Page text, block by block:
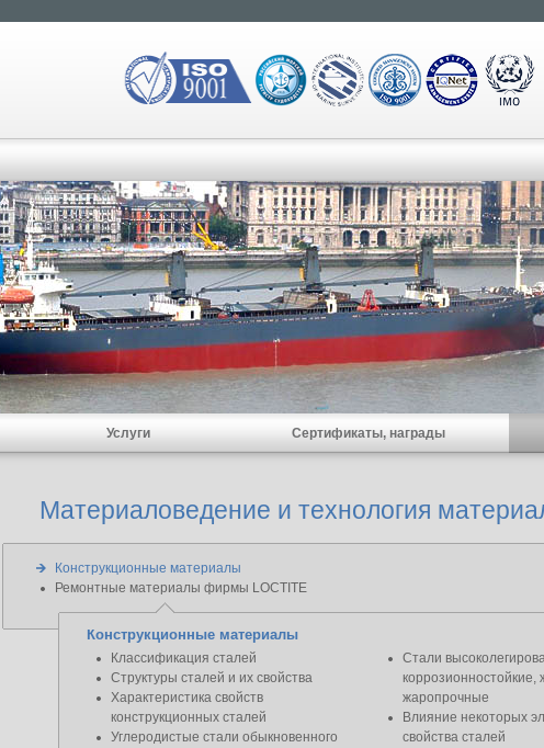
Услуги Сертификаты, награды
Материаловедение и технология
Конструкционные материалы
Ремонтные материалы фирмы LOCTITE
Конструкционные материалы
Классификация сталей
Структуры сталей и их свойства
Характеристика свойств
конструкционных сталей
Углеродистые стали обыкновенного
Стали
коррозионностойкие,
жаропрочные
Влияние некоторых
свойства сталей